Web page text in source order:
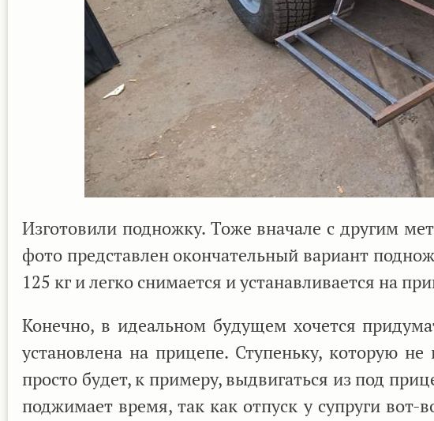
Изготовили подножку. Тоже вначале с другим
фото представлен окончательный вариант
125 кг и легко снимается и устанавливается на
Конечно, в идеальном будущем хочется
установлена на прицепе. Ступеньку, которую
просто будет, к примеру, выдвигаться из под
поджимает время, так как отпуск у супруги вот-